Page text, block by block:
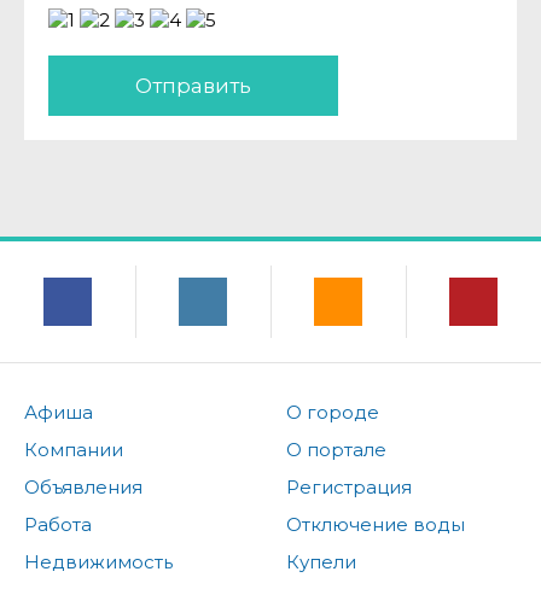
Отправить
Афиша
Компании
Объявления
Работа
Недвижимость
О городе
О портале
Регистрация
Отключение воды
Купели